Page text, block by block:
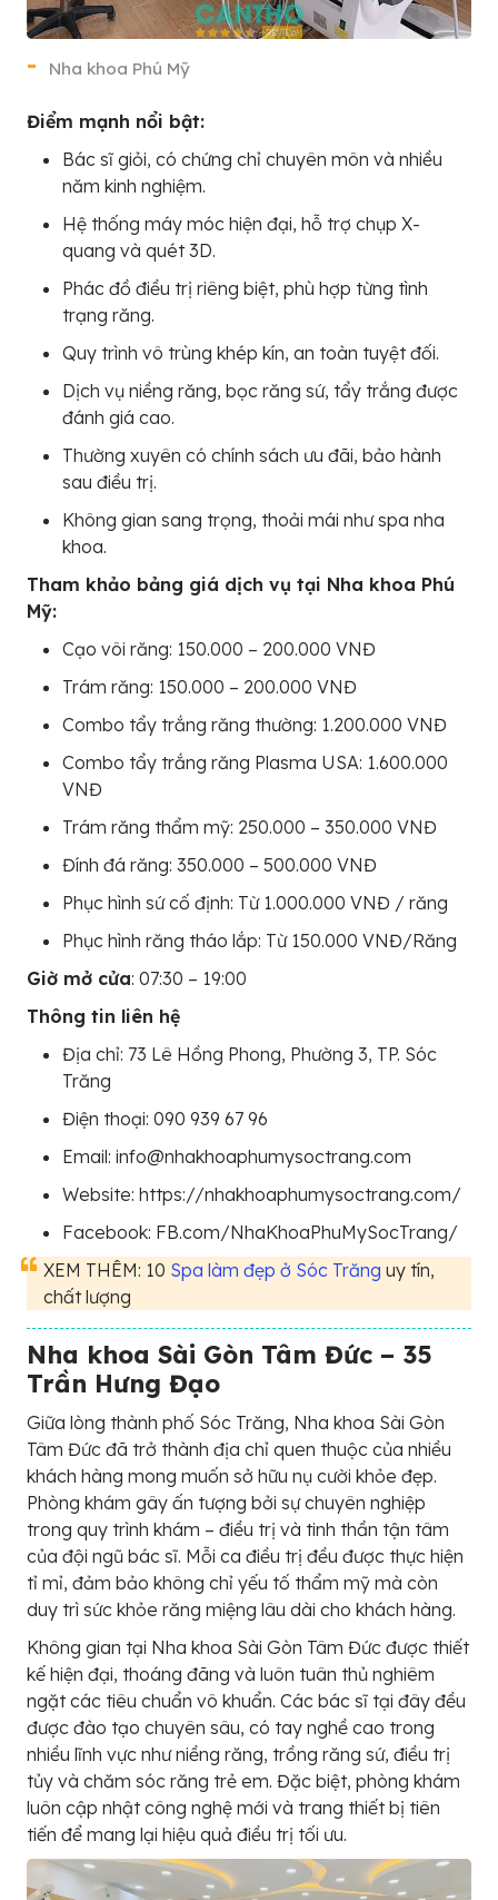
Nha khoa Phú Mỹ
Điểm mạnh nổi bật:
Bác sĩ giỏi, có chứng chỉ chuyên môn và nhiều
năm kinh nghiệm.
Hệ thống máy móc hiện đại, hỗ trợ chụp X-
quang và quét 3D.
Phác đồ điều trị riêng biệt, phù hợp từng tình
trạng răng.
Quy trình vô trùng khép kín, an toàn tuyệt đối.
Dịch vụ niềng răng, bọc răng sứ, tẩy trắng được
đánh giá cao.
Thường xuyên có chính sách ưu đãi, bảo hành
sau điều trị.
Không gian sang trọng, thoải mái như spa nha
khoa.
Tham khảo bảng giá dịch vụ tại Nha khoa Phú
Mỹ:
Cạo vôi răng: 150.000 – 200.000 VNĐ
Trám răng: 150.000 – 200.000 VNĐ
Combo tẩy trắng răng thường: 1.200.000 VNĐ
Combo tẩy trắng răng Plasma USA: 1.600.000
VNĐ
Trám răng thẩm mỹ: 250.000 – 350.000 VNĐ
Đính đá răng: 350.000 – 500.000 VNĐ
Phục hình sứ cố định: Từ 1.000.000 VNĐ / răng
Phục hình răng tháo lắp: Từ 150.000 VNĐ/Răng
Giờ mở cửa: 07:30 – 19:00
Thông tin liên hệ
Địa chỉ: 73 Lê Hồng Phong, Phường 3, TP. Sóc
Trăng
Điện thoại: 090 939 67 96
Email: info@nhakhoaphumysoctrang.com
Website: https://nhakhoaphumysoctrang.com/
Facebook: FB.com/NhaKhoaPhuMySocTrang/
XEM THÊM: 10 Spa làm đẹp ở Sóc Trăng uy tín,
chất lượng
Nha khoa Sài Gòn Tâm Đức – 35
Trần Hưng Đạo
Giữa lòng thành phố Sóc Trăng, Nha khoa Sài Gòn
Tâm Đức đã trở thành địa chỉ quen thuộc của nhiều
khách hàng mong muốn sở hữu nụ cười khỏe đẹp.
Phòng khám gây ấn tượng bởi sự chuyên nghiệp
trong quy trình khám – điều trị và tinh thần tận tâm
của đội ngũ bác sĩ. Mỗi ca điều trị đều được thực hiện
tỉ mỉ, đảm bảo không chỉ yếu tố thẩm mỹ mà còn
duy trì sức khỏe răng miệng lâu dài cho khách hàng.
Không gian tại Nha khoa Sài Gòn Tâm Đức được thiết
kế hiện đại, thoáng đãng và luôn tuân thủ nghiêm
ngặt các tiêu chuẩn vô khuẩn. Các bác sĩ tại đây đều
được đào tạo chuyên sâu, có tay nghề cao trong
nhiều lĩnh vực như niềng răng, trồng răng sứ, điều trị
tủy và chăm sóc răng trẻ em. Đặc biệt, phòng khám
luôn cập nhật công nghệ mới và trang thiết bị tiên
tiến để mang lại hiệu quả điều trị tối ưu.